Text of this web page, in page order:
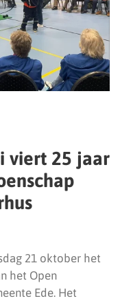
viert 25 jaar
21 oktober het
het Open
Ede. Het